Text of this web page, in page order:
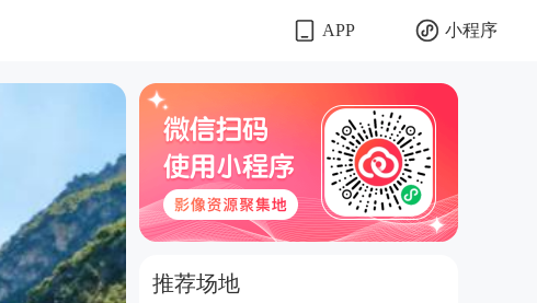
APP 小程序
推荐场地